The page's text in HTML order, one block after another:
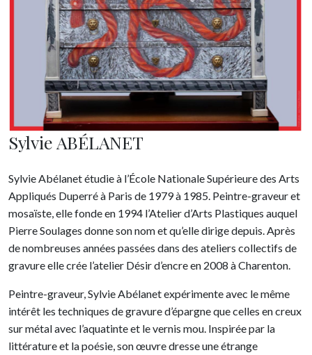
Sylvie ABÉLANET
Sylvie Abélanet étudie à l’École Nationale Supérieure des Arts
Appliqués Duperré à Paris de 1979 à 1985. Peintre-graveur et
mosaïste, elle fonde en 1994 l’Atelier d’Arts Plastiques auquel
Pierre Soulages donne son nom et qu’elle dirige depuis. Après
de nombreuses années passées dans des ateliers collectifs de
gravure elle crée l’atelier Désir d’encre en 2008 à Charenton.
Peintre-graveur, Sylvie Abélanet expérimente avec le même
intérêt les techniques de gravure d’épargne que celles en creux
sur métal avec l’aquatinte et le vernis mou. Inspirée par la
littérature et la poésie, son œuvre dresse une étrange